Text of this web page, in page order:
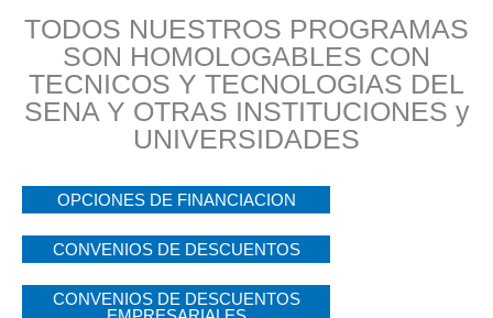
TODOS NUESTROS PROGRAMAS
SON HOMOLOGABLES CON
TECNICOS Y TECNOLOGIAS DEL
SENA Y OTRAS INSTITUCIONES y
UNIVERSIDADES
OPCIONES DE FINANCIACION
CONVENIOS DE DESCUENTOS
CONVENIOS DE DESCUENTOS